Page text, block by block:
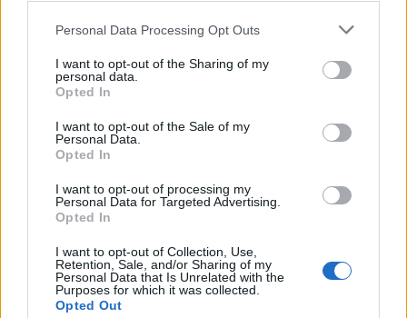
Please note that this website/app uses one or more Google
not limited to your visit or usage behaviour. You may click to
grant or deny consent to Google and its third-party tags to
use your data for below specified purposes in below Google
consent section.
Personal Data Processing Opt Outs
I want to opt-out of the Sharing of my
personal data.
Opted In
I want to opt-out of the Sale of my
Personal Data.
Opted In
I want to opt-out of processing my
Personal Data for Targeted Advertising.
Opted In
I want to opt-out of Collection, Use,
Retention, Sale, and/or Sharing of my
Personal Data that Is Unrelated with the
Purposes for which it was collected.
Opted Out
Nehéz pontozni őket. 6-nál egyiket se tenném
Ordinárium és a Lapis hárs voltak, melyek leginkább
tetszettek a sorból, utána jött a Halas 08, majd a Nagy
kicsit távol a jelenlegi élvonalat jellemző letisztultságtól.
Inkább olyanok, mint a mára elfeledett száraz
szamorodnik a maguk rusztikusságával, oxidatív és
késeis hangulatukkal. Annak ellenére, hogy én speciel
nem ezt a stílust tartom a kedvencemnek Tokajból,
tulajdonképpen izgalmasak voltak, kellően le tudtak
kötni a rájuk szánt esték során. Mindenképp érdekes
színfoltot képez ez a szortiment, pláne azok körében,
akik valami másra vágynak. Külön tetszettek az
informatív címkék.